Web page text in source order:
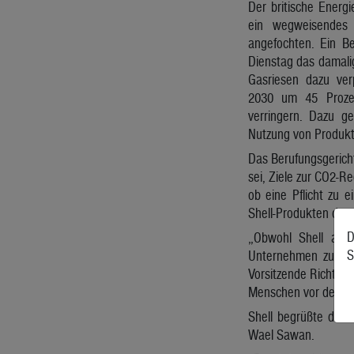
Der britische
ein
angefochten. Ein
Dienstag das
Gasriesen dazu
2030 um 45
verringern. Dazu
Nutzung von
Das
sei, Ziele zur CO2-
ob eine Pflicht zu
Shell-Produkten
„Obwohl Shell
Unternehmen zu
Vorsitzende
Menschen vor den
Shell begrüßte das
Wael Sawan.